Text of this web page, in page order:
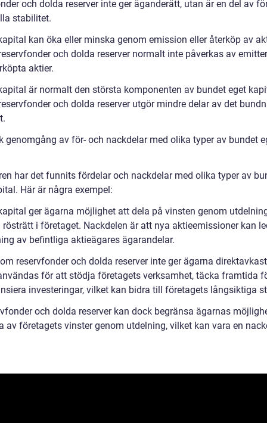
och dolda reserver inte ger äganderätt, utan är en del av
stabilitet.
kan öka eller minska genom emission eller återköp av
och dolda reserver normalt inte påverkas av
aktier.
är normalt den största komponenten av bundet eget
och dolda reserver utgör mindre delar av det
genomgång av för- och nackdelar med olika typer av bundet
har det funnits fördelar och nackdelar med olika typer av
Här är några exempel:
ger ägarna möjlighet att dela på vinsten genom
rösträtt i företaget. Nackdelen är att nya aktieemissioner kan
av befintliga aktieägares ägarandelar.
reservfonder och dolda reserver inte ger ägarna
för att stödja företagets verksamhet, täcka framtida
investeringar, vilket kan bidra till företagets långsiktiga
och dolda reserver kan dock begränsa ägarnas
av företagets vinster genom utdelning, vilket kan vara en